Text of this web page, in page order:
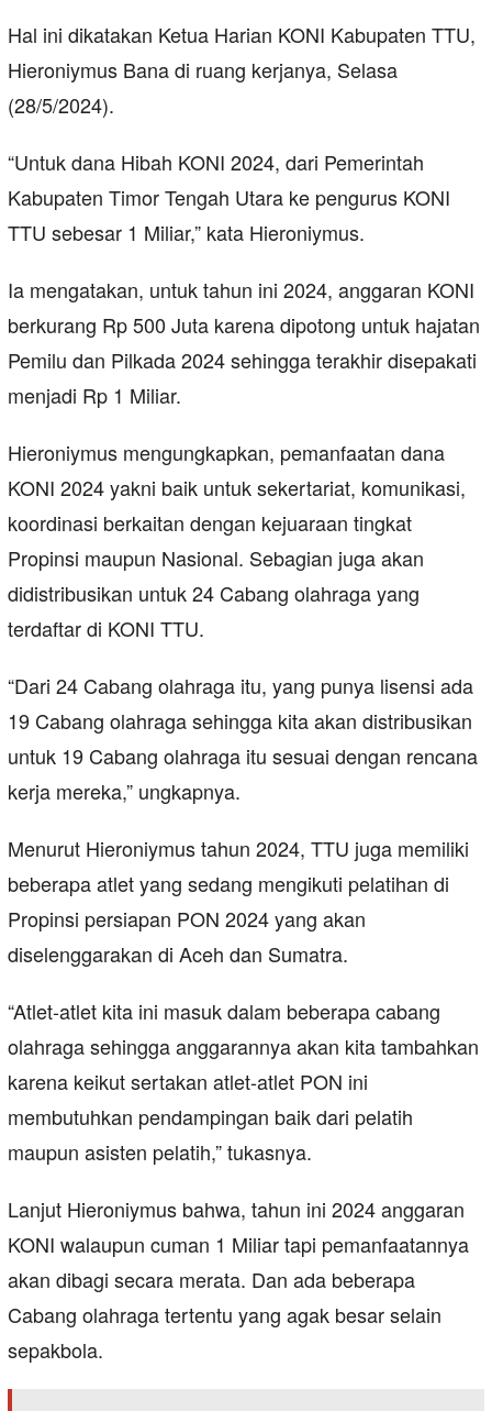
Hal ini dikatakan Ketua Harian KONI Kabupaten TTU,
Hieroniymus Bana di ruang kerjanya, Selasa
(28/5/2024).
“Untuk dana Hibah KONI 2024, dari Pemerintah
Kabupaten Timor Tengah Utara ke pengurus KONI
TTU sebesar 1 Miliar,” kata Hieroniymus.
Ia mengatakan, untuk tahun ini 2024, anggaran KONI
berkurang Rp 500 Juta karena dipotong untuk hajatan
Pemilu dan Pilkada 2024 sehingga terakhir disepakati
menjadi Rp 1 Miliar.
Hieroniymus mengungkapkan, pemanfaatan dana
KONI 2024 yakni baik untuk sekertariat, komunikasi,
koordinasi berkaitan dengan kejuaraan tingkat
Propinsi maupun Nasional. Sebagian juga akan
didistribusikan untuk 24 Cabang olahraga yang
terdaftar di KONI TTU.
“Dari 24 Cabang olahraga itu, yang punya lisensi ada
19 Cabang olahraga sehingga kita akan distribusikan
untuk 19 Cabang olahraga itu sesuai dengan rencana
kerja mereka,” ungkapnya.
Menurut Hieroniymus tahun 2024, TTU juga memiliki
beberapa atlet yang sedang mengikuti pelatihan di
Propinsi persiapan PON 2024 yang akan
diselenggarakan di Aceh dan Sumatra.
“Atlet-atlet kita ini masuk dalam beberapa cabang
olahraga sehingga anggarannya akan kita tambahkan
karena keikut sertakan atlet-atlet PON ini
membutuhkan pendampingan baik dari pelatih
maupun asisten pelatih,” tukasnya.
Lanjut Hieroniymus bahwa, tahun ini 2024 anggaran
KONI walaupun cuman 1 Miliar tapi pemanfaatannya
akan dibagi secara merata. Dan ada beberapa
Cabang olahraga tertentu yang agak besar selain
sepakbola.